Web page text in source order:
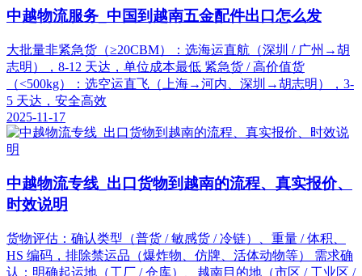
中越物流服务_中国到越南五金配件出口怎么发
大批量非紧急货（≥20CBM）：选海运直航（深圳 / 广州→胡
志明），8-12 天达，单位成本最低 紧急货 / 高价值货
（<500kg）：选空运直飞（上海→河内、深圳→胡志明），3-
5 天达，安全高效
2025-11-17
中越物流专线_出口货物到越南的流程、真实报价、
时效说明
货物评估：确认类型（普货 / 敏感货 / 冷链）、重量 / 体积、
HS 编码，排除禁运品（爆炸物、仿牌、活体动物等） 需求确
认：明确起运地（工厂 / 仓库）、越南目的地（市区 / 工业区 /